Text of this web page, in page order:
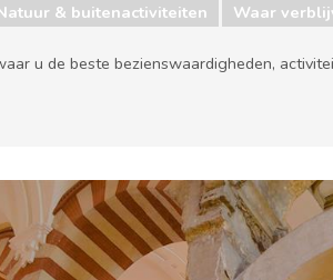
& buitenactiviteiten Waar
u de beste bezienswaardigheden,